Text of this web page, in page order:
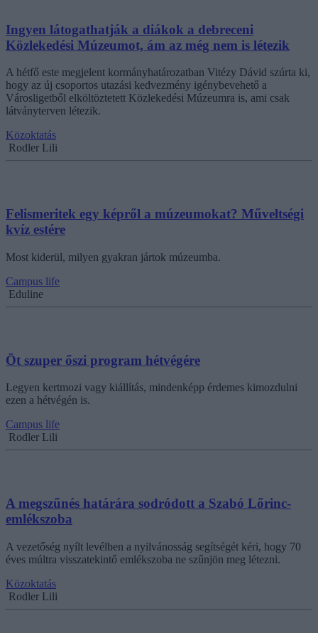
Ingyen látogathatják a diákok a debreceni
Közlekedési Múzeumot, ám az még nem is létezik
A hétfő este megjelent kormányhatározatban Vitézy Dávid szúrta ki,
hogy az új csoportos utazási kedvezmény igénybevehető a
Városligetből elköltöztetett Közlekedési Múzeumra is, ami csak
látványterven létezik.
Közoktatás
Rodler Lili
Felismeritek egy képről a múzeumokat? Műveltségi
kvíz estére
Most kiderül, milyen gyakran jártok múzeumba.
Campus life
Eduline
Öt szuper őszi program hétvégére
Legyen kertmozi vagy kiállítás, mindenképp érdemes kimozdulni
ezen a hétvégén is.
Campus life
Rodler Lili
A megszűnés határára sodródott a Szabó Lőrinc-
emlékszoba
A vezetőség nyílt levélben a nyilvánosság segítségét kéri, hogy 70
éves múltra visszatekintő emlékszoba ne szűnjön meg létezni.
Közoktatás
Rodler Lili